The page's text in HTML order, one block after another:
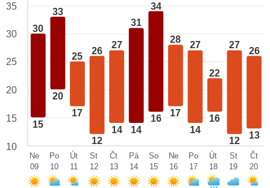
30
15
33
20
25
17
26
12
27
14
31
14
34
16
28
17
27
14
22
16
27
12
26
13
35
30
25
20
15
10
Ne
09
Po
10
Út
11
St
12
Čt
13
Pá
14
So
15
Ne
16
Po
17
Út
18
St
19
Čt
20